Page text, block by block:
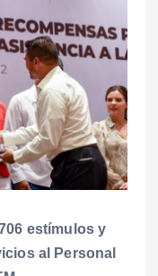
estímulos y
al Personal